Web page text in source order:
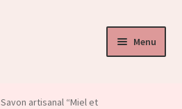
Menu
Savon artisanal “Miel et